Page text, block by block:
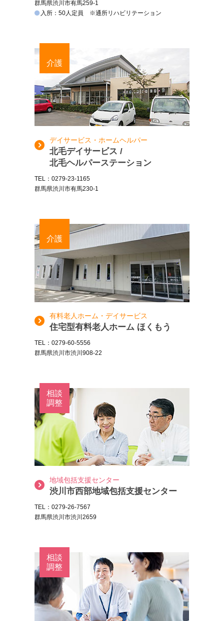
群馬県渋川市有馬259-1
入所：50人定員 ※通所リハビリテーション
介護
デイサービス・ホームヘルパー
北毛デイサービス /
北毛ヘルパーステーション
TEL：0279-23-1165
群馬県渋川市有馬230-1
介護
有料老人ホーム・デイサービス
住宅型有料老人ホーム ほくもう
TEL：0279-60-5556
群馬県渋川市渋川908-22
相談
調整
地域包括支援センター
渋川市西部地域包括支援センター
TEL：0279-26-7567
群馬県渋川市渋川2659
相談
調整